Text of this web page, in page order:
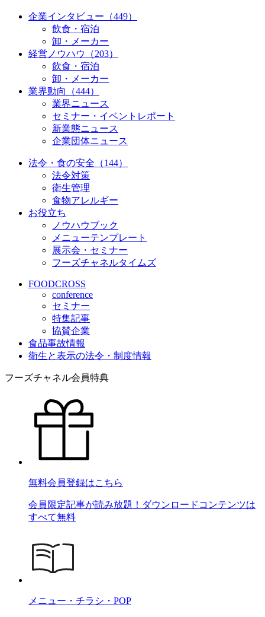
企業インタビュー（449）
飲食・宿泊
卸・メーカー
経営ノウハウ（203）
飲食・宿泊
卸・メーカー
業界動向（444）
業界ニュース
セミナー・イベントレポート
新業態ニュース
企業団体ニュース
法令・食の安全（144）
法令対策
衛生管理
食物アレルギー
お役立ち
ノウハウブック
メニューテンプレート
展示会・セミナー
フーズチャネルタイムズ
FOODCROSS
conference
セミナー
特集記事
協賛企業
食品事故情報
衛生と表示の法令・制度情報
フーズチャネル会員特典
無料会員登録はこちら
会員限定記事が読み放題！ダウンロードコンテンツは
すべて無料
メニュー・チラシ・POP